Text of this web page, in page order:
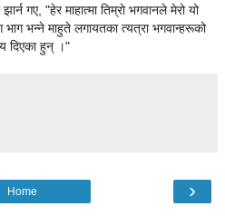
गए, "हेर माहात्मा तिम्रो भगवानले मेरो यो
भाग भन्ने माहुते लगायतका त्यत्रा भगवान्हरूको
दिएका हुन् ।"
›
Home